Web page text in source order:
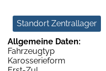
Standort Zentrallager
Allgemeine Daten:
Fahrzeugtyp
Karosserieform